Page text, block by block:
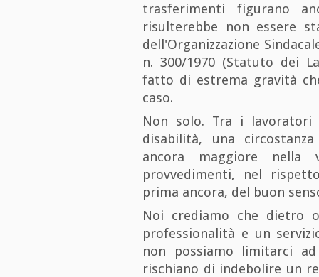
trasferimenti figurano
risulterebbe non essere
dell'Organizzazione
n. 300/1970 (Statuto dei
fatto di estrema gravità
caso.
Non solo. Tra i lavoratori
disabilità, una
ancora maggiore nella
provvedimenti, nel
prima ancora, del buon
Noi crediamo che dietro
professionalità e un
non possiamo limitarci
rischiano di indebolire un